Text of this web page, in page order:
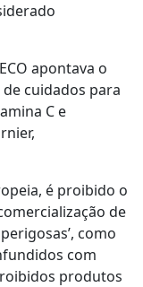
apontava o
cuidados para
C e
é proibido o
de
como
com
produtos